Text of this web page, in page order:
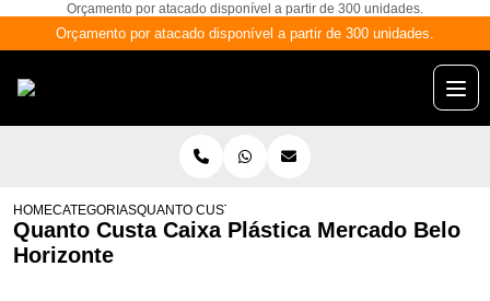
Orçamento por atacado disponível a partir de 300 unidades.
Orçamento por atacado disponível a partir de 300 unidades.
HOMECATEGORIASQUANTO CUSTA CAIXA PLÁSTICA MERCADO BELO
Quanto Custa Caixa Plástica Mercado Belo
Horizonte